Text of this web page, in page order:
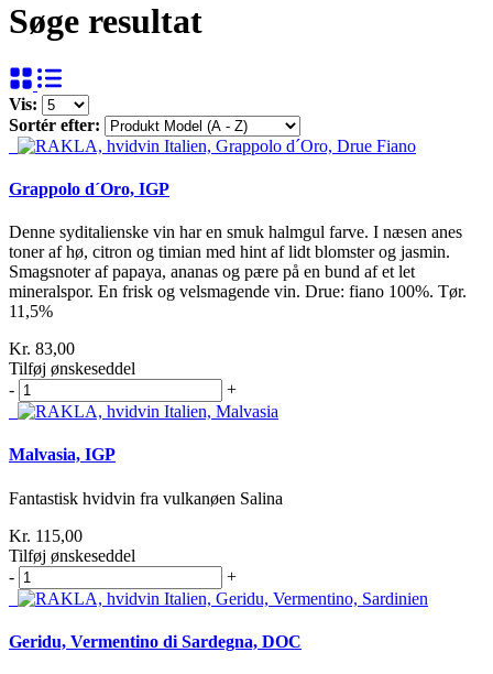
Søge resultat
Vis:
Sortér efter:
Grappolo d´Oro, IGP
Denne syditalienske vin har en smuk halmgul farve. I næsen anes
toner af hø, citron og timian med hint af lidt blomster og jasmin.
Smagsnoter af papaya, ananas og pære på en bund af et let
mineralspor. En frisk og velsmagende vin. Drue: fiano 100%. Tør.
11,5%
Kr. 83,00
Tilføj ønskeseddel
-
+
Malvasia, IGP
Fantastisk hvidvin fra vulkanøen Salina
Kr. 115,00
Tilføj ønskeseddel
-
+
Geridu, Vermentino di Sardegna, DOC